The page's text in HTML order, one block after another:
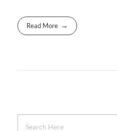
Read More